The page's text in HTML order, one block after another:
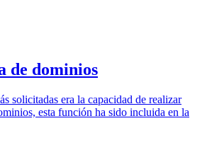
de dominios
solicitadas era la capacidad de realizar
esta función ha sido incluida en la